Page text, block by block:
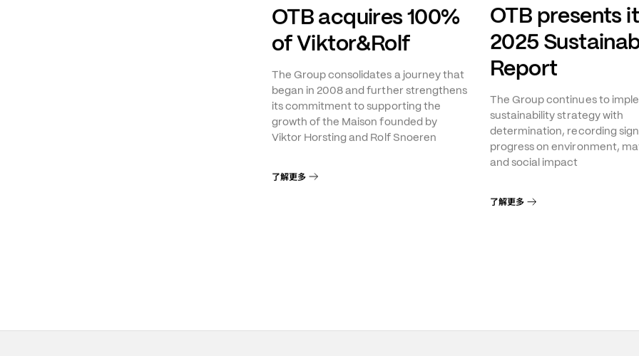
OTB acquires 100%
of Viktor&Rolf
The Group consolidates a journey that
began in 2008 and further strengthens
its commitment to supporting the
growth of the Maison founded by
Viktor Horsting and Rolf Snoeren
了解更多
OTB presents
2025
Report
The Group continues to
sustainability strategy with
determination, recording
progress on environment,
and social impact
了解更多